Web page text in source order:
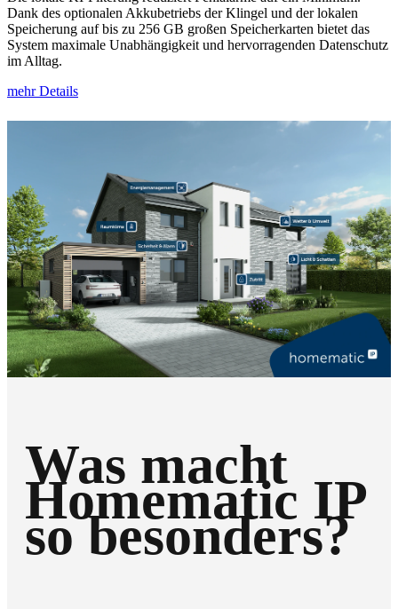
Dank des optionalen Akkubetriebs der Klingel und der lokalen
Speicherung auf bis zu 256 GB großen Speicherkarten bietet das
System maximale Unabhängigkeit und hervorragenden Datenschutz
im Alltag.
mehr Details
Was macht
Homematic IP
so besonders?